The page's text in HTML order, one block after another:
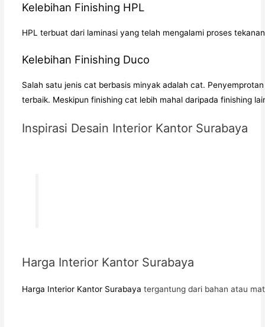
Kelebihan Finishing HPL
HPL terbuat dari laminasi yang telah mengalami proses
Kelebihan Finishing Duco
Salah satu jenis cat berbasis minyak adalah cat.
terbaik. Meskipun finishing cat lebih mahal daripada finishing
Inspirasi Desain Interior Kantor Surabaya
Harga Interior Kantor Surabaya
Harga Interior Kantor Surabaya tergantung dari bahan atau